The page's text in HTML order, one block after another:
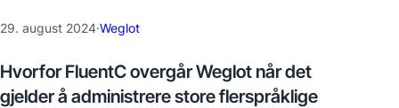
29. august 2024·Weglot
Hvorfor FluentC overgår Weglot når det
gjelder å administrere store flerspråklige